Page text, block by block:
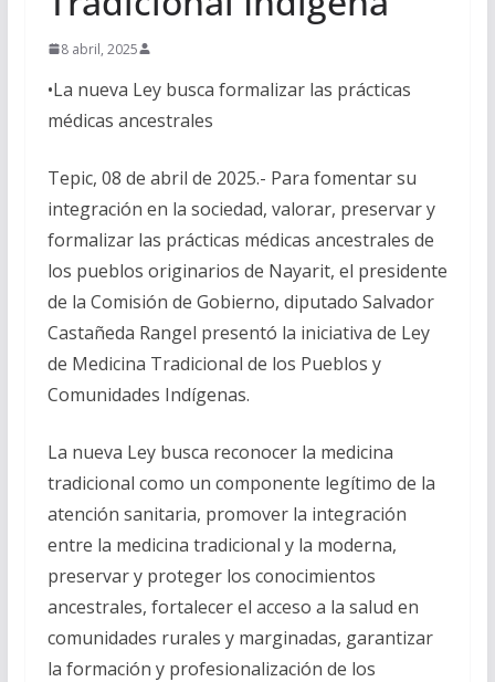
8 abril, 2025
•La nueva Ley busca formalizar las prácticas
médicas ancestrales
Tepic, 08 de abril de 2025.- Para fomentar su
integración en la sociedad, valorar, preservar y
formalizar las prácticas médicas ancestrales de
los pueblos originarios de Nayarit, el presidente
de la Comisión de Gobierno, diputado Salvador
Castañeda Rangel presentó la iniciativa de Ley
de Medicina Tradicional de los Pueblos y
Comunidades Indígenas.
La nueva Ley busca reconocer la medicina
tradicional como un componente legítimo de la
atención sanitaria, promover la integración
entre la medicina tradicional y la moderna,
preservar y proteger los conocimientos
ancestrales, fortalecer el acceso a la salud en
comunidades rurales y marginadas, garantizar
la formación y profesionalización de los